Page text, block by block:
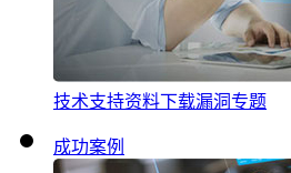
技术支持资料下载漏洞专题
成功案例